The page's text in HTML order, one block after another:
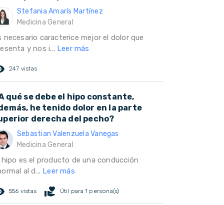
Stefania Amarís Martínez
Medicina General
necesario caracterice mejor el dolor que
y nos i... Leer más
247 vistas
qué se debe el hipo constante,
he tenido dolor en la parte
derecha del pecho?
Sebastian Valenzuela Vanegas
Medicina General
hipo es el producto de una conducción
al d... Leer más
556 vistas volunteer_activism Útil para 1 persona(s)